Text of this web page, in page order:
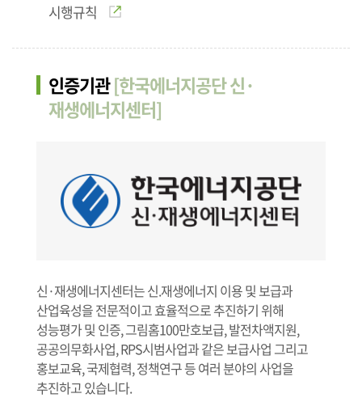
시행규칙
인증기관[한국에너지공단 신·
재생에너지센터]
신·재생에너지센터는 신.재생에너지 이용 및 보급과
산업육성을 전문적이고 효율적으로 추진하기 위해
성능평가 및 인증, 그림홈100만호보급, 발전차액지원,
공공의무화사업, RPS시범사업과 같은 보급사업 그리고
홍보교육, 국제협력, 정책연구 등 여러 분야의 사업을
추진하고 있습니다.